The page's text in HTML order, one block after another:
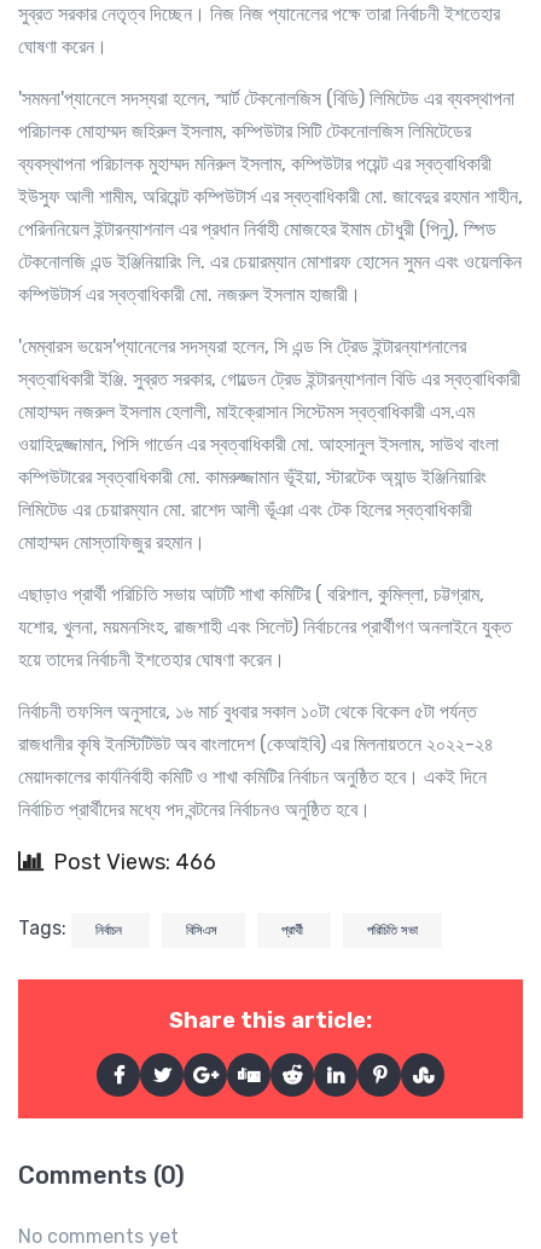
সুব্রত সরকার নেতৃত্ব দিচ্ছেন। নিজ নিজ প্যানেলের পক্ষে তারা নির্বাচনী ইশতেহার
ঘোষণা করেন।
'সমমনা'প্যানেলে সদস্যরা হলেন, স্মার্ট টেকনোলজিস (বিডি) লিমিটেড এর ব্যবস্থাপনা
পরিচালক মোহাম্মদ জহিরুল ইসলাম, কম্পিউটার সিটি টেকনোলজিস লিমিটেডের
ব্যবস্থাপনা পরিচালক মুহাম্মদ মনিরুল ইসলাম, কম্পিউটার পয়েন্ট এর স্বত্বাধিকারী
ইউসুফ আলী শামীম, অরিয়েন্ট কম্পিউটার্স এর স্বত্বাধিকারী মো. জাবেদুর রহমান শাহীন,
পেরিননিয়েল ইন্টারন্যাশনাল এর প্রধান নির্বাহী মোজহের ইমাম চৌধুরী (পিনু), স্পিড
টেকনোলজি এন্ড ইঞ্জিনিয়ারিং লি. এর চেয়ারম্যান মোশারফ হোসেন সুমন এবং ওয়েলকিন
কম্পিউটার্স এর স্বত্বাধিকারী মো. নজরুল ইসলাম হাজারী।
'মেম্বারস ভয়েস'প্যানেলের সদস্যরা হলেন, সি এন্ড সি ট্রেড ইন্টারন্যাশনালের
স্বত্বাধিকারী ইঞ্জি. সুব্রত সরকার, গোল্ডেন ট্রেড ইন্টারন্যাশনাল বিডি এর স্বত্বাধিকারী
মোহাম্মদ নজরুল ইসলাম হেলালী, মাইক্রোসান সিস্টেমস স্বত্বাধিকারী এস.এম
ওয়াহিদুজ্জামান, পিসি গার্ডেন এর স্বত্বাধিকারী মো. আহসানুল ইসলাম, সাউথ বাংলা
কম্পিউটারের স্বত্বাধিকারী মো. কামরুজ্জামান ভূঁইয়া, স্টারটেক অ্যান্ড ইঞ্জিনিয়ারিং
লিমিটেড এর চেয়ারম্যান মো. রাশেদ আলী ভূঁঞা এবং টেক হিলের স্বত্বাধিকারী
মোহাম্মদ মোস্তাফিজুর রহমান।
এছাড়াও প্রার্থী পরিচিতি সভায় আটটি শাখা কমিটির ( বরিশাল, কুমিল্লা, চট্টগ্রাম,
যশোর, খুলনা, ময়মনসিংহ, রাজশাহী এবং সিলেট) নির্বাচনের প্রার্থীগণ অনলাইনে যুক্ত
হয়ে তাদের নির্বাচনী ইশতেহার ঘোষণা করেন।
নির্বাচনী তফসিল অনুসারে, ১৬ মার্চ বুধবার সকাল ১০টা থেকে বিকেল ৫টা পর্যন্ত
রাজধানীর কৃষি ইনস্টিটিউট অব বাংলাদেশ (কেআইবি) এর মিলনায়তনে ২০২২-২৪
মেয়াদকালের কার্যনির্বাহী কমিটি ও শাখা কমিটির নির্বাচন অনুষ্ঠিত হবে। একই দিনে
নির্বাচিত প্রার্থীদের মধ্যে পদ বন্টনের নির্বাচনও অনুষ্ঠিত হবে।
Post Views: 466
Tags: নির্বাচন বিসিএস প্রার্থী পরিচিতি সভা
Share this article:
Comments (0)
No comments yet